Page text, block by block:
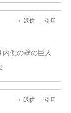
返信 引用
側の壁の巨人
返信 引用